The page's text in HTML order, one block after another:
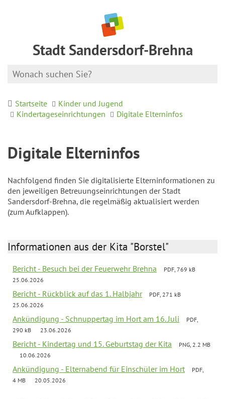
Stadt Sandersdorf-Brehna
Startseite
Kinder und Jugend
Kindertageseinrichtungen
Digitale Elterninfos
Digitale Elterninfos
Nachfolgend finden Sie digitalisierte Elterninformationen zu
den jeweiligen Betreuungseinrichtungen der Stadt
Sandersdorf-Brehna, die regelmäßig aktualisiert werden
(zum Aufklappen).
Informationen aus der Kita "Borstel"
Bericht - Besuch bei der Feuerwehr Brehna
PDF, 769 kB
25.06.2026
Bericht - Rückblick auf das 1. Halbjahr
PDF, 271 kB
25.06.2026
Ankündigung - Schnuppertag im Hort am 16. Juli
PDF,
290 kB
23.06.2026
Bericht - Kindertag und 15. Geburtstag der Kita
PNG, 2.2 MB
10.06.2026
Ankündigung - Elternabend für Einschüler im Hort
PDF,
4 MB
20.05.2026